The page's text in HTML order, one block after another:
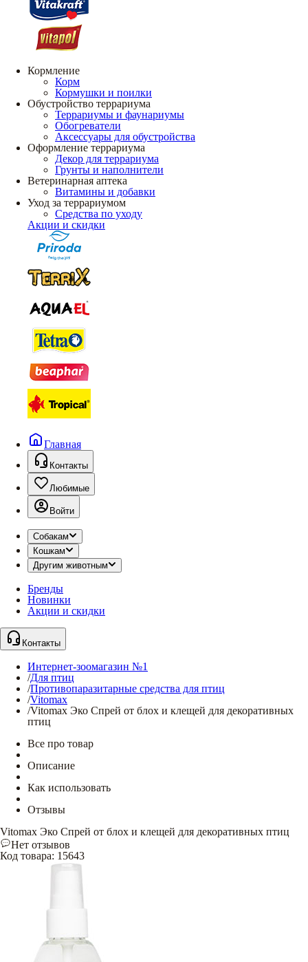
Кормление
Корм
Кормушки и поилки
Обустройство террариума
Террариумы и фаунариумы
Обогреватели
Аксессуары для обустройства
Оформление террариума
Декор для террариума
Грунты и наполнители
Ветеринарная аптека
Витамины и добавки
Уход за террариумом
Средства по уходу
Акции и скидки
Главная
Контакты
Любимые
Войти
Собакам
Кошкам
Другим животным
Бренды
Новинки
Акции и скидки
Контакты
Интернет-зоомагазин №1
/Для птиц
/Противопаразитарные средства для птиц
/Vitomax
/Vitomax Эко Спрей от блох и клещей для декоративных
птиц
Все про товар
Описание
Как использовать
Отзывы
Vitomax Эко Спрей от блох и клещей для декоративных птиц
Нет отзывов
Код товара: 15643